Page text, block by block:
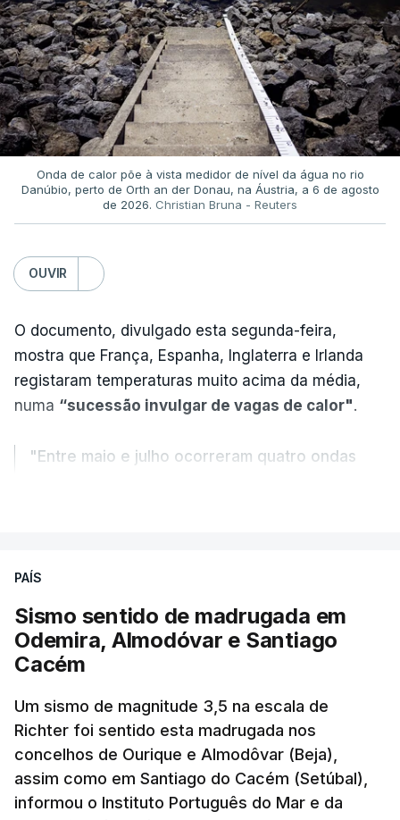
Onda de calor põe à vista medidor de nível da água no rio
Danúbio, perto de Orth an der Donau, na Áustria, a 6 de agosto
de 2026. Christian Bruna - Reuters
OUVIR
O documento, divulgado esta segunda-feira,
mostra que França, Espanha, Inglaterra e Irlanda
registaram temperaturas muito acima da média,
numa “sucessão invulgar de vagas de calor".
"Entre maio e julho ocorreram quatro ondas
temperaturas recorde, também a
ajudou
Pelo contrário, a precipitação manteve-semuito
perderam grande parte da humidade.
Houve também uma “diminuição significativa de
caudais de rios, incluindo rios como o Sena, o
Reno e o Danúbio” que teveimpacto no
PAÍS
Sismo sentido de madrugada em
Odemira, Almodóvar e Santiago
Cacém
Um sismo de magnitude 3,5 na escala de
Richter foi sentido esta madrugada nos
concelhos de Ourique e Almodôvar (Beja),
assim como em Santiago do Cacém (Setúbal),
informou o Instituto Português do Mar e da